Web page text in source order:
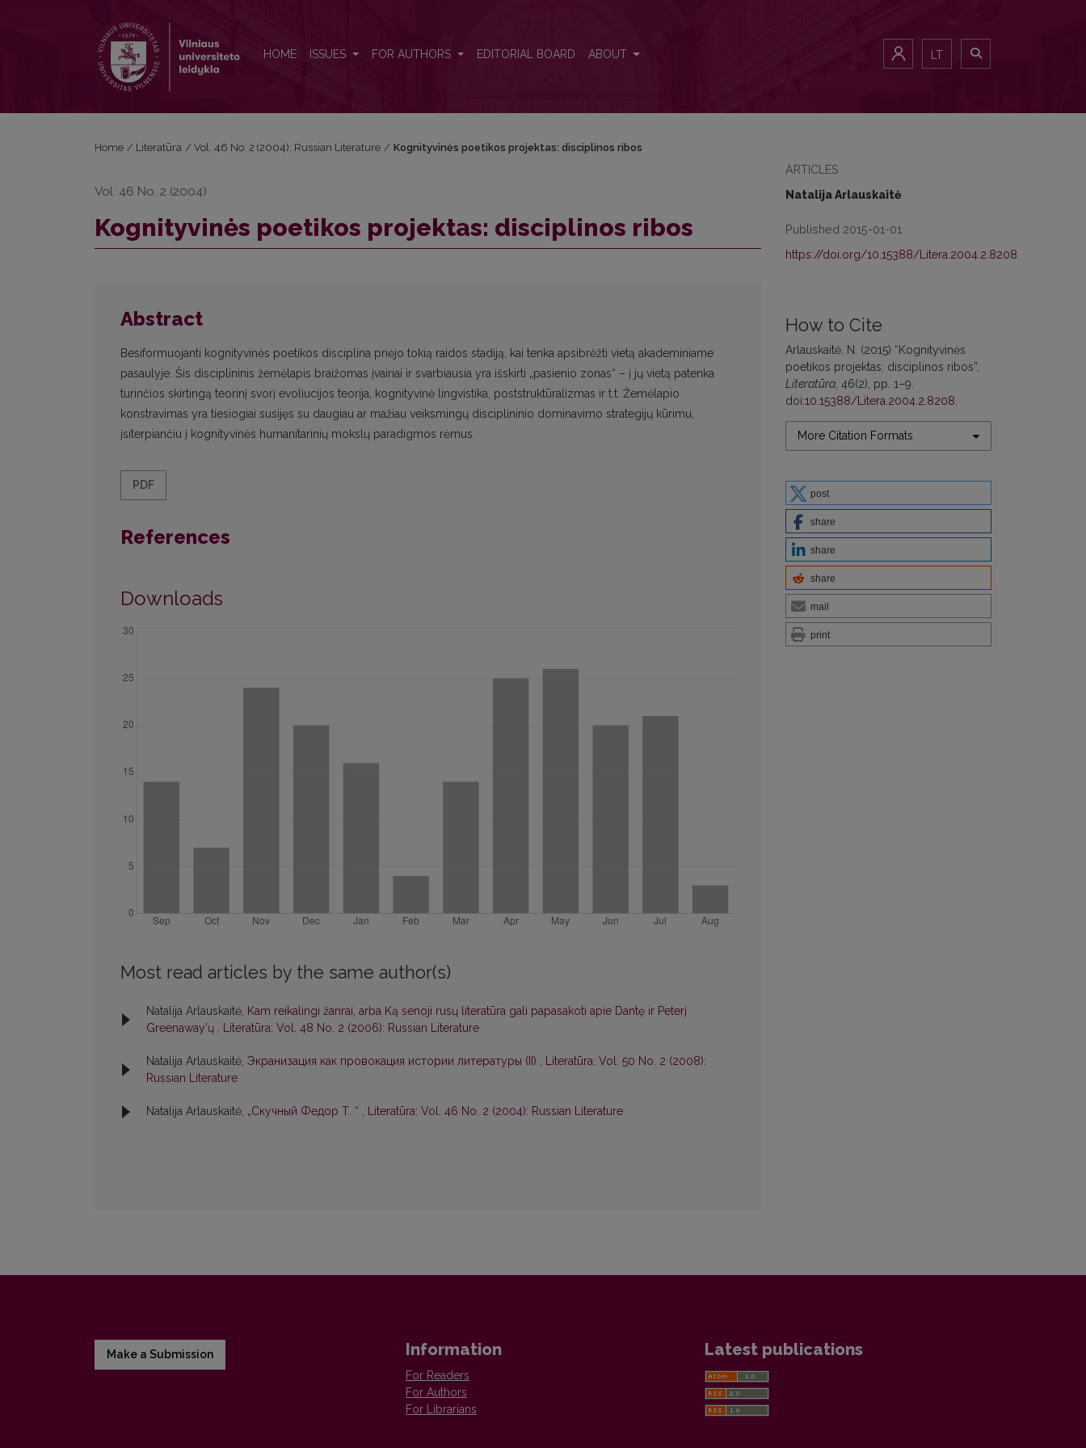
HOME ISSUES FOR AUTHORS EDITORIAL BOARD ABOUT LT
ARTICLES
Natalija Arlauskaitė
Published 2015-01-01
https://doi.org/10.15388/Litera.2004.2.8208
How to Cite
Arlauskaitė, N. (2015) “Kognityvinės
poetikos projektas: disciplinos ribos”,
Literatūra , 46(2), pp. 1–9.
doi:10.15388/Litera.2004.2.8208
More Citation Formats
post
share
share
share
mail
print
Home / Literatūra / Vol. 46 No. 2 (2004): Russian Literature / Kognityvinės poetikos projektas: disciplinos ribos
Vol. 46 No. 2 (2004)
Kognityvinės poetikos projektas: disciplinos ribos
Abstract
Besiformuojanti kognityvinės poetikos disciplina priėjo tokią raidos stadiją, kai tenka apsibrėžti vietą akademiniame
pasaulyje. Šis disciplininis žemėlapis braižomas įvairiai ir svarbiausia yra išskirti „pasienio zonas“ – į jų vietą patenka
turinčios skirtingą teorinį svorį evoliucijos teorija, kognityvinė lingvistika, poststruktūralizmas ir t.t. Žemėlapio
konstravimas yra tiesiogiai susijęs su daugiau ar mažiau veiksmingų disciplininio dominavimo strategijų kūrimu,
įsiterpiančiu į kognityvinės humanitarinių mokslų paradigmos rėmus.
PDF
References
Downloads
Most read articles by the same author(s)
Natalija Arlauskaitė, Kam reikalingi žanrai, arba Ką senoji rusų literatūra gali papasakoti apie Dantę ir Peterį
Greenaway’ų , Literatūra: Vol. 48 No. 2 (2006): Russian Literature
Natalija Arlauskaitė, Экранизация как провокация истории литературы (II) , Literatūra: Vol. 50 No. 2 (2008):
Russian Literature
Natalija Arlauskaitė, „Скучный Федор Т. “ , Literatūra: Vol. 46 No. 2 (2004): Russian Literature
Make a Submission Information
For Readers
For Authors
For Librarians
Latest publications